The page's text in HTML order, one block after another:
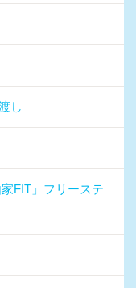
し
FIT」フリーステ